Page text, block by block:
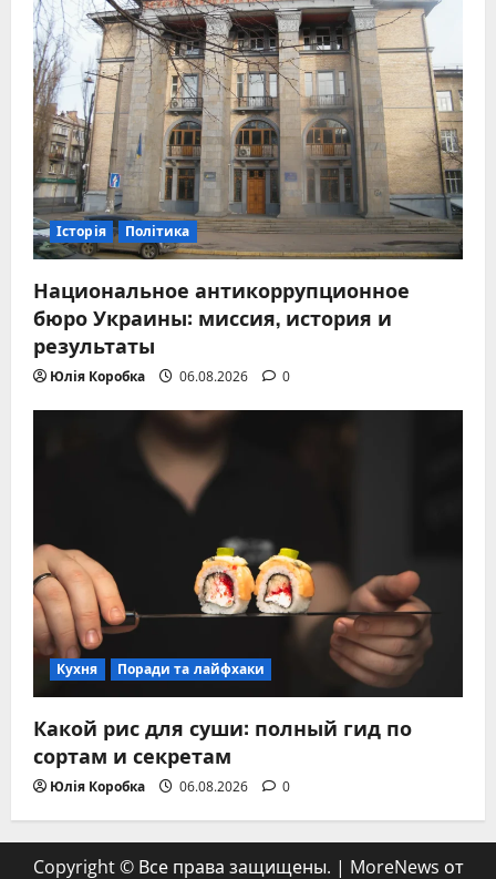
Історія Політика
Национальное антикоррупционное
бюро Украины: миссия, история и
результаты
Юлія Коробка 06.08.2026 0
Кухня Поради та лайфхаки
Какой рис для суши: полный гид по
сортам и секретам
Юлія Коробка 06.08.2026 0
Copyright © Все права защищены. | MoreNews от